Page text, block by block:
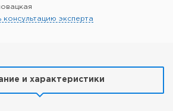
консультацию эксперта
и характеристики